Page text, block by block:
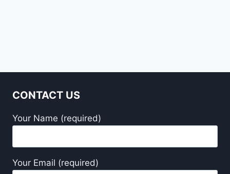
CONTACT US
Your Name (required)
Your Email (required)